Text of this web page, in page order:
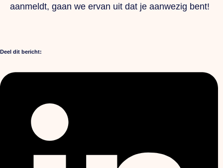
aanmeldt, gaan we ervan uit dat je aanwezig bent!
Deel dit bericht: